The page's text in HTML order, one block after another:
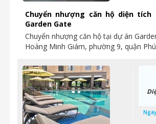
Chuyển nhượng căn hộ diện tích
Garden Gate
Chuyển nhượng căn hộ tại dự án
Hoàng Minh Giám, phường 9, quận